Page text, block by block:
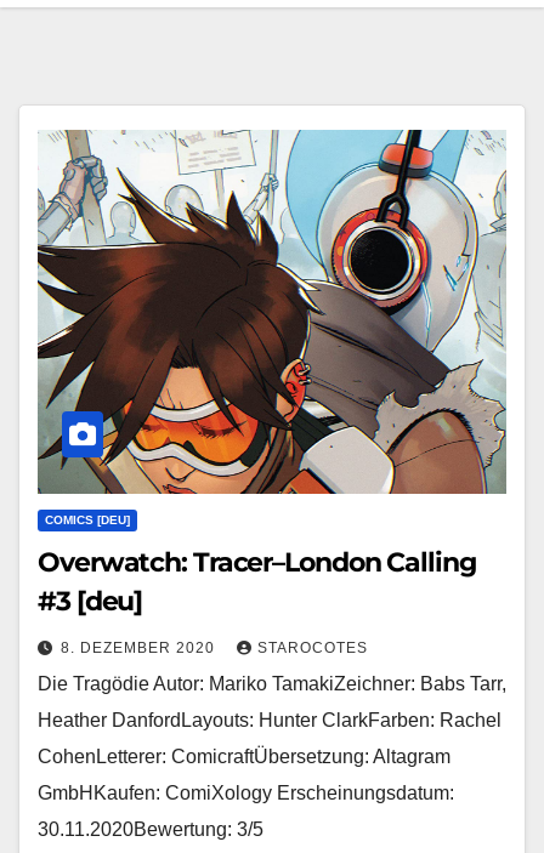
COMICS [DEU]
Overwatch: Tracer–London Calling
#3 [deu]
8. DEZEMBER 2020 STAROCOTES
Die Tragödie Autor: Mariko TamakiZeichner: Babs Tarr,
Heather DanfordLayouts: Hunter ClarkFarben: Rachel
CohenLetterer: ComicraftÜbersetzung: Altagram
GmbHKaufen: ComiXology Erscheinungsdatum:
30.11.2020Bewertung: 3/5